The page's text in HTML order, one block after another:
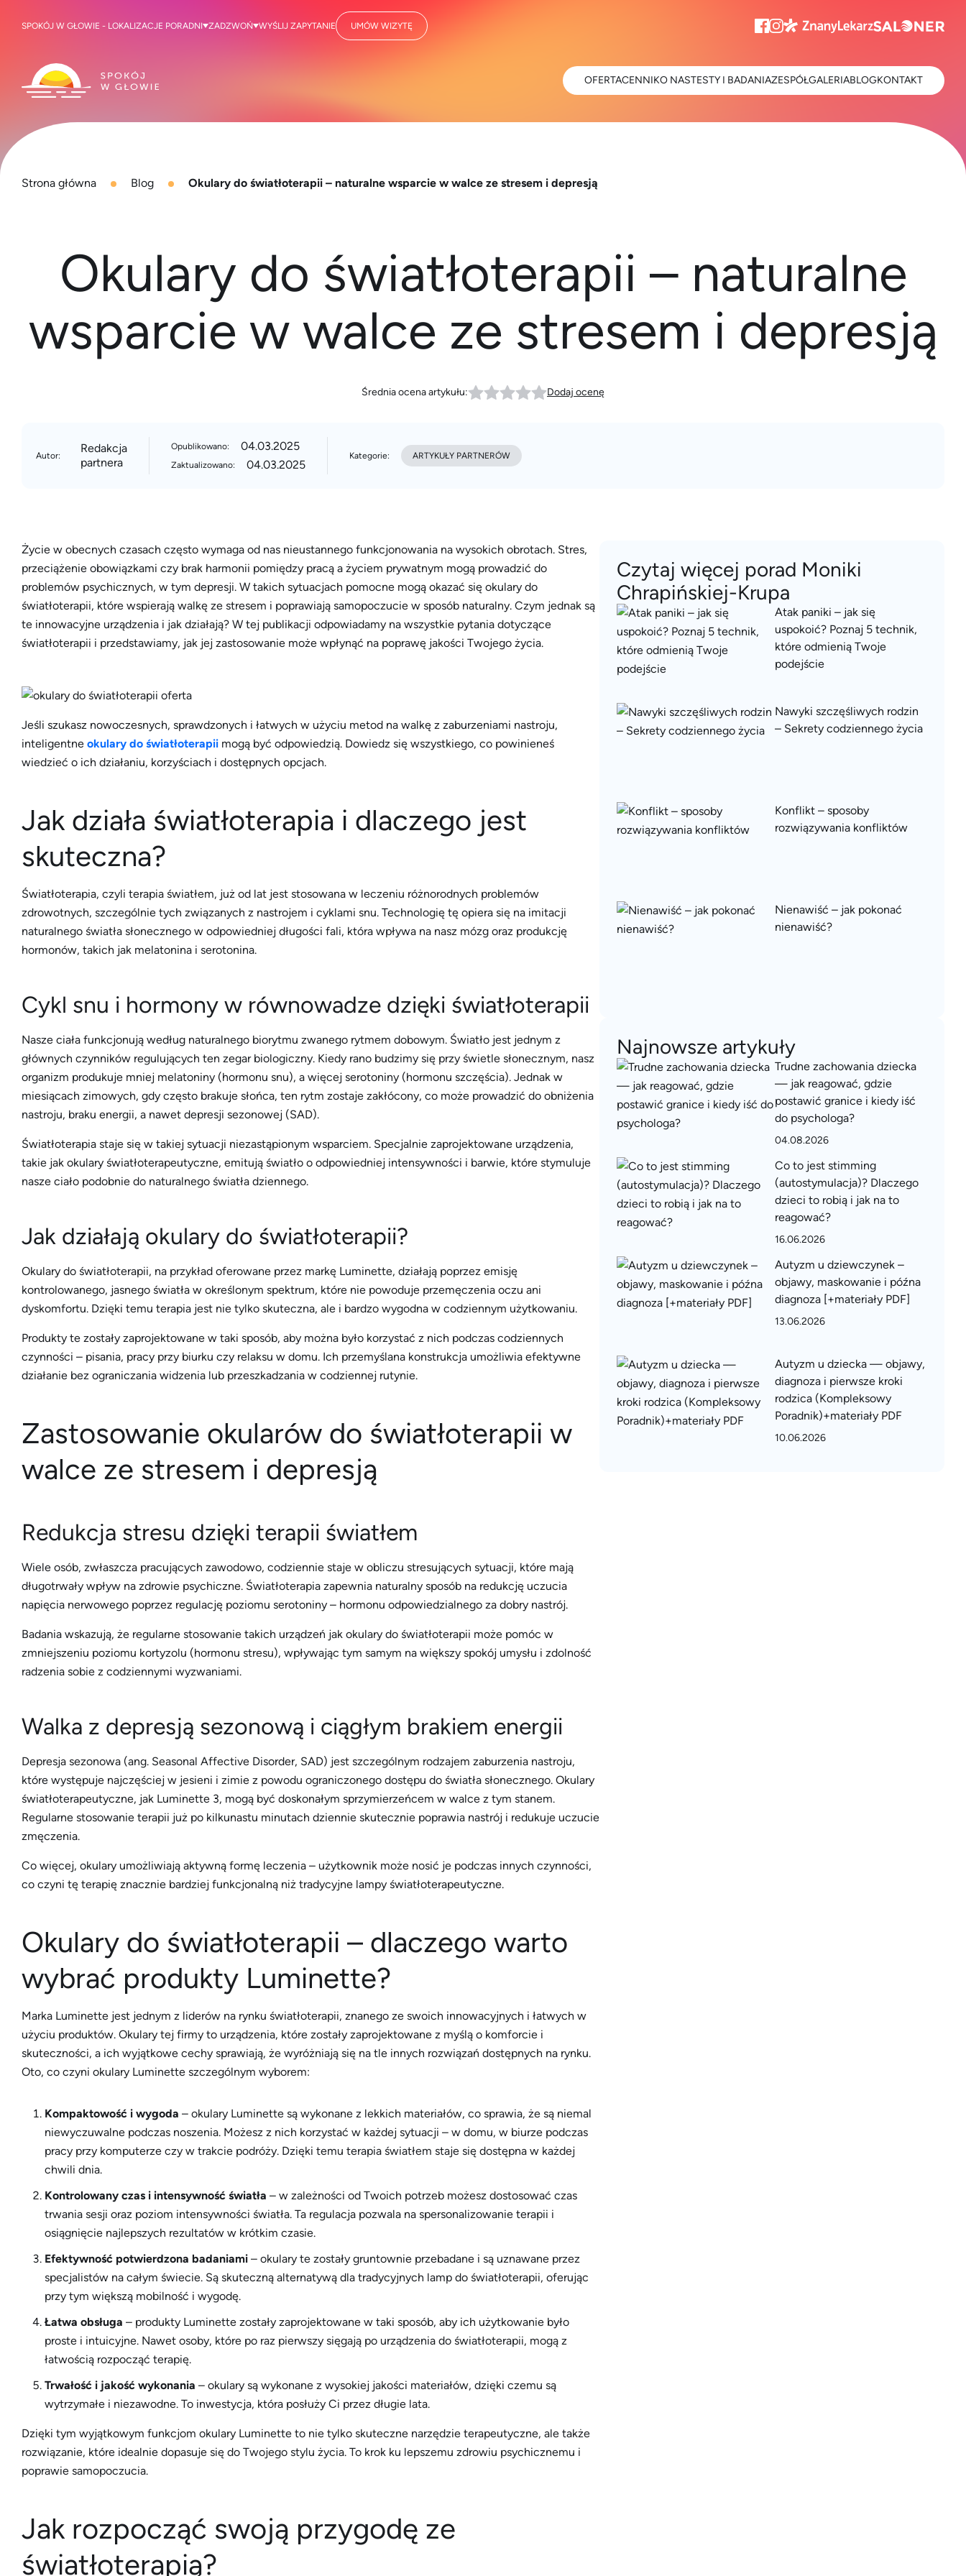
Strona główna Blog Okulary do światłoterapii – naturalne wsparcie w walce ze stresem i depresją
Okulary do światłoterapii – naturalne
wsparcie w walce ze stresem i depresją
Średnia ocena artykułu: Dodaj ocenę
Autor:
Redakcja
partnera
Opublikowano: 04.03.2025
Zaktualizowano: 04.03.2025
Kategorie: ARTYKUŁY PARTNERÓW
Życie w obecnych czasach często wymaga od nas nieustannego funkcjonowania na wysokich obrotach. Stres,
przeciążenie obowiązkami czy brak harmonii pomiędzy pracą a życiem prywatnym mogą prowadzić do
problemów psychicznych, w tym depresji. W takich sytuacjach pomocne mogą okazać się okulary do
światłoterapii, które wspierają walkę ze stresem i poprawiają samopoczucie w sposób naturalny. Czym jednak są
te innowacyjne urządzenia i jak działają? W tej publikacji odpowiadamy na wszystkie pytania dotyczące
światłoterapii i przedstawiamy, jak jej zastosowanie może wpłynąć na poprawę jakości Twojego życia.
Jeśli szukasz nowoczesnych, sprawdzonych i łatwych w użyciu metod na walkę z zaburzeniami nastroju,
inteligentne okulary do światłoterapii mogą być odpowiedzią. Dowiedz się wszystkiego, co powinieneś
wiedzieć o ich działaniu, korzyściach i dostępnych opcjach.
Jak działa światłoterapia i dlaczego jest
skuteczna?
Światłoterapia, czyli terapia światłem, już od lat jest stosowana w leczeniu różnorodnych problemów
zdrowotnych, szczególnie tych związanych z nastrojem i cyklami snu. Technologię tę opiera się na imitacji
naturalnego światła słonecznego w odpowiedniej długości fali, która wpływa na nasz mózg oraz produkcję
hormonów, takich jak melatonina i serotonina.
Cykl snu i hormony w równowadze dzięki światłoterapii
Nasze ciała funkcjonują według naturalnego biorytmu zwanego rytmem dobowym. Światło jest jednym z
głównych czynników regulujących ten zegar biologiczny. Kiedy rano budzimy się przy świetle słonecznym, nasz
organizm produkuje mniej melatoniny (hormonu snu), a więcej serotoniny (hormonu szczęścia). Jednak w
miesiącach zimowych, gdy często brakuje słońca, ten rytm zostaje zakłócony, co może prowadzić do obniżenia
nastroju, braku energii, a nawet depresji sezonowej (SAD).
Światłoterapia staje się w takiej sytuacji niezastąpionym wsparciem. Specjalnie zaprojektowane urządzenia,
takie jak okulary światłoterapeutyczne, emitują światło o odpowiedniej intensywności i barwie, które stymuluje
nasze ciało podobnie do naturalnego światła dziennego.
Jak działają okulary do światłoterapii?
Okulary do światłoterapii, na przykład oferowane przez markę Luminette, działają poprzez emisję
kontrolowanego, jasnego światła w określonym spektrum, które nie powoduje przemęczenia oczu ani
dyskomfortu. Dzięki temu terapia jest nie tylko skuteczna, ale i bardzo wygodna w codziennym użytkowaniu.
Produkty te zostały zaprojektowane w taki sposób, aby można było korzystać z nich podczas codziennych
czynności – pisania, pracy przy biurku czy relaksu w domu. Ich przemyślana konstrukcja umożliwia efektywne
działanie bez ograniczania widzenia lub przeszkadzania w codziennej rutynie.
Zastosowanie okularów do światłoterapii w
walce ze stresem i depresją
Redukcja stresu dzięki terapii światłem
Wiele osób, zwłaszcza pracujących zawodowo, codziennie staje w obliczu stresujących sytuacji, które mają
długotrwały wpływ na zdrowie psychiczne. Światłoterapia zapewnia naturalny sposób na redukcję uczucia
napięcia nerwowego poprzez regulację poziomu serotoniny – hormonu odpowiedzialnego za dobry nastrój.
Badania wskazują, że regularne stosowanie takich urządzeń jak okulary do światłoterapii może pomóc w
zmniejszeniu poziomu kortyzolu (hormonu stresu), wpływając tym samym na większy spokój umysłu i zdolność
radzenia sobie z codziennymi wyzwaniami.
Walka z depresją sezonową i ciągłym brakiem energii
Depresja sezonowa (ang. Seasonal Affective Disorder, SAD) jest szczególnym rodzajem zaburzenia nastroju,
które występuje najczęściej w jesieni i zimie z powodu ograniczonego dostępu do światła słonecznego. Okulary
światłoterapeutyczne, jak Luminette 3, mogą być doskonałym sprzymierzeńcem w walce z tym stanem.
Regularne stosowanie terapii już po kilkunastu minutach dziennie skutecznie poprawia nastrój i redukuje uczucie
zmęczenia.
Co więcej, okulary umożliwiają aktywną formę leczenia – użytkownik może nosić je podczas innych czynności,
co czyni tę terapię znacznie bardziej funkcjonalną niż tradycyjne lampy światłoterapeutyczne.
Okulary do światłoterapii – dlaczego warto
wybrać produkty Luminette?
Marka Luminette jest jednym z liderów na rynku światłoterapii, znanego ze swoich innowacyjnych i łatwych w
użyciu produktów. Okulary tej firmy to urządzenia, które zostały zaprojektowane z myślą o komforcie i
skuteczności, a ich wyjątkowe cechy sprawiają, że wyróżniają się na tle innych rozwiązań dostępnych na rynku.
Oto, co czyni okulary Luminette szczególnym wyborem:
Kompaktowość i wygoda – okulary Luminette są wykonane z lekkich materiałów, co sprawia, że są niemal
niewyczuwalne podczas noszenia. Możesz z nich korzystać w każdej sytuacji – w domu, w biurze podczas
pracy przy komputerze czy w trakcie podróży. Dzięki temu terapia światłem staje się dostępna w każdej
chwili dnia.
Kontrolowany czas i intensywność światła – w zależności od Twoich potrzeb możesz dostosować czas
trwania sesji oraz poziom intensywności światła. Ta regulacja pozwala na spersonalizowanie terapii i
osiągnięcie najlepszych rezultatów w krótkim czasie.
Efektywność potwierdzona badaniami – okulary te zostały gruntownie przebadane i są uznawane przez
specjalistów na całym świecie. Są skuteczną alternatywą dla tradycyjnych lamp do światłoterapii, oferując
przy tym większą mobilność i wygodę.
Łatwa obsługa – produkty Luminette zostały zaprojektowane w taki sposób, aby ich użytkowanie było
proste i intuicyjne. Nawet osoby, które po raz pierwszy sięgają po urządzenia do światłoterapii, mogą z
łatwością rozpocząć terapię.
Trwałość i jakość wykonania – okulary są wykonane z wysokiej jakości materiałów, dzięki czemu są
wytrzymałe i niezawodne. To inwestycja, która posłuży Ci przez długie lata.
Dzięki tym wyjątkowym funkcjom okulary Luminette to nie tylko skuteczne narzędzie terapeutyczne, ale także
rozwiązanie, które idealnie dopasuje się do Twojego stylu życia. To krok ku lepszemu zdrowiu psychicznemu i
poprawie samopoczucia.
Jak rozpocząć swoją przygodę ze
światłoterapią?
Czytaj więcej porad Moniki
Chrapińskiej-Krupa
Atak paniki – jak się
uspokoić? Poznaj 5 technik,
które odmienią Twoje
podejście
Nawyki szczęśliwych rodzin
– Sekrety codziennego życia
Konflikt – sposoby
rozwiązywania konfliktów
Nienawiść – jak pokonać
nienawiść?
Najnowsze artykuły
Trudne zachowania dziecka
— jak reagować, gdzie
postawić granice i kiedy iść
do psychologa?
04.08.2026
Co to jest stimming
(autostymulacja)? Dlaczego
dzieci to robią i jak na to
reagować?
16.06.2026
Autyzm u dziewczynek –
objawy, maskowanie i późna
diagnoza [+materiały PDF]
13.06.2026
Autyzm u dziecka — objawy,
diagnoza i pierwsze kroki
rodzica (Kompleksowy
Poradnik)+materiały PDF
10.06.2026
SPOKÓJ W GŁOWIE - LOKALIZACJE PORADNI ZADZWOŃ WYŚLIJ ZAPYTANIE UMÓW WIZYTĘ
OFERTACENNIKO NASTESTY I BADANIAZESPÓŁGALERIABLOGKONTAKT